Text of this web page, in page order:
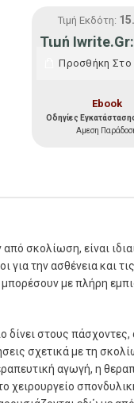
Τιμή Εκδότη:
Τιμή Iwrite.gr:
Προσθήκη Στο
Ebook
Οδηγίες
Αμεση
σκολίωση, είναι
για την ασθένεια και
µε πλήρη
δίνει στους πάσχοντες,
σχετικά µε τη
αγωγή, η
χειρουργείο